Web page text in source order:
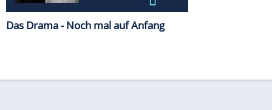
Das Drama - Noch mal auf Anfang